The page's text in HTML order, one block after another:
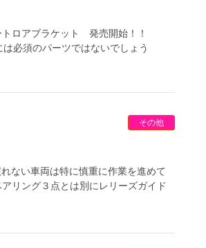
ロアブラケット 発売開始！！
必須のパーツではないでしょう
その他
ない車両は特に慎重に作業を進めて
リング３点とは別にレリーズガイド